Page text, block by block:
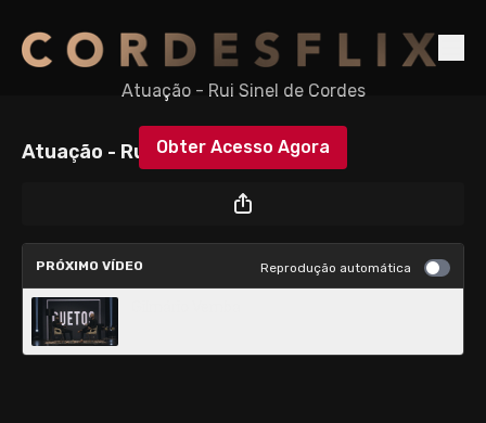
Atuação - Rui Sinel de Cordes
Obter Acesso Agora
iniciar sessãopara continuar
Atuação - Rui Sinel de Cordes
PRÓXIMO VÍDEO Reprodução automática